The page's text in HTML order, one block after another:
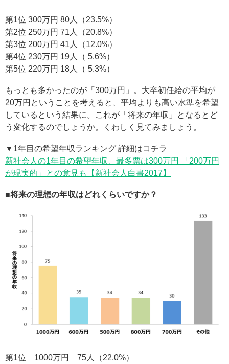
第1位 300万円 80人（23.5%）
第2位 250万円 71人（20.8%）
第3位 200万円 41人（12.0%）
第4位 230万円 19人（ 5.6%）
第5位 220万円 18人（ 5.3%）
もっとも多かったのが「300万円」。大卒初任給の平均が
20万円ということを考えると、平均よりも高い水準を希望
しているという結果に。これが「将来の年収」となるとど
う変化するのでしょうか。くわしく見てみましょう。
▼1年目の希望年収ランキング 詳細はコチラ
新社会人の1年目の希望年収、最多票は300万円 「200万円
が現実的」との意見も【新社会人白書2017】
■将来の理想の年収はどれくらいですか？
第1位 1000万円 75人（22.0%）